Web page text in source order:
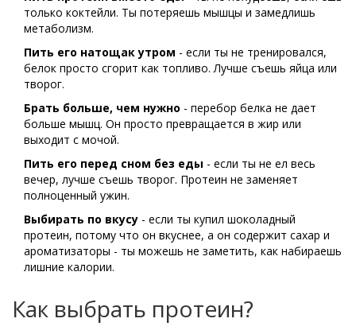
только коктейли. Ты потеряешь мышцы и замедлишь
метаболизм.
Пить его натощак утром - если ты не тренировался,
белок просто сгорит как топливо. Лучше съешь яйца или
творог.
Брать больше, чем нужно - перебор белка не дает
больше мышц. Он просто превращается в жир или
выходит с мочой.
Пить его перед сном без еды - если ты не ел весь
вечер, лучше съешь творог. Протеин не заменяет
полноценный ужин.
Выбирать по вкусу - если ты купил шоколадный
протеин, потому что он вкуснее, а он содержит сахар и
ароматизаторы - ты можешь не заметить, как набираешь
лишние калории.
Как выбрать протеин?